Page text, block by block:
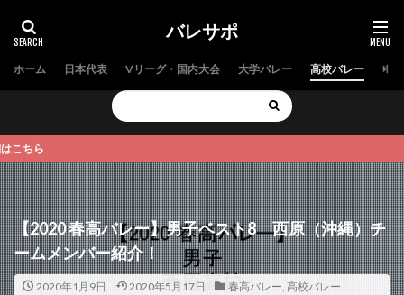
バレサポ
ホーム 日本代表 Vリーグ・国内大会 大学バレー 高校バレー 中
【2020 春高バレー】男子ベスト8 西原（沖縄）チ
ームメンバー紹介！
2020年1月9日 2020年5月17日 春高バレー, 高校バレー